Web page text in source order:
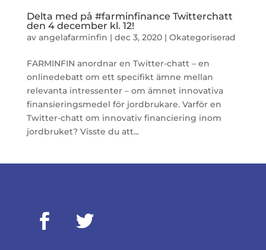
Delta med på #farminfinance Twitterchatt
den 4 december kl. 12!
av angelafarminfin | dec 3, 2020| Okategoriserad
FARMINFIN anordnar en Twitter-chatt – en
onlinedebatt om ett specifikt ämne mellan
relevanta intressenter – om ämnet innovativa
finansieringsmedel för jordbrukare. Varför en
Twitter-chatt om innovativ financiering inom
jordbruket? Visste du att...